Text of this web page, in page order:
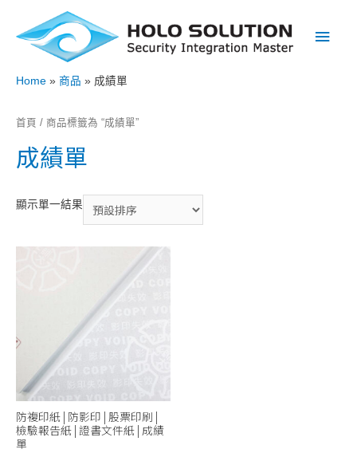
Main
Home 商品 成績單
首頁 / 商品標籤為 “成績單”
成績單
顯示單一結果
防複印紙 | 防影印 | 股票印刷 |
檢驗報告紙 | 證書文件紙 | 成績
單